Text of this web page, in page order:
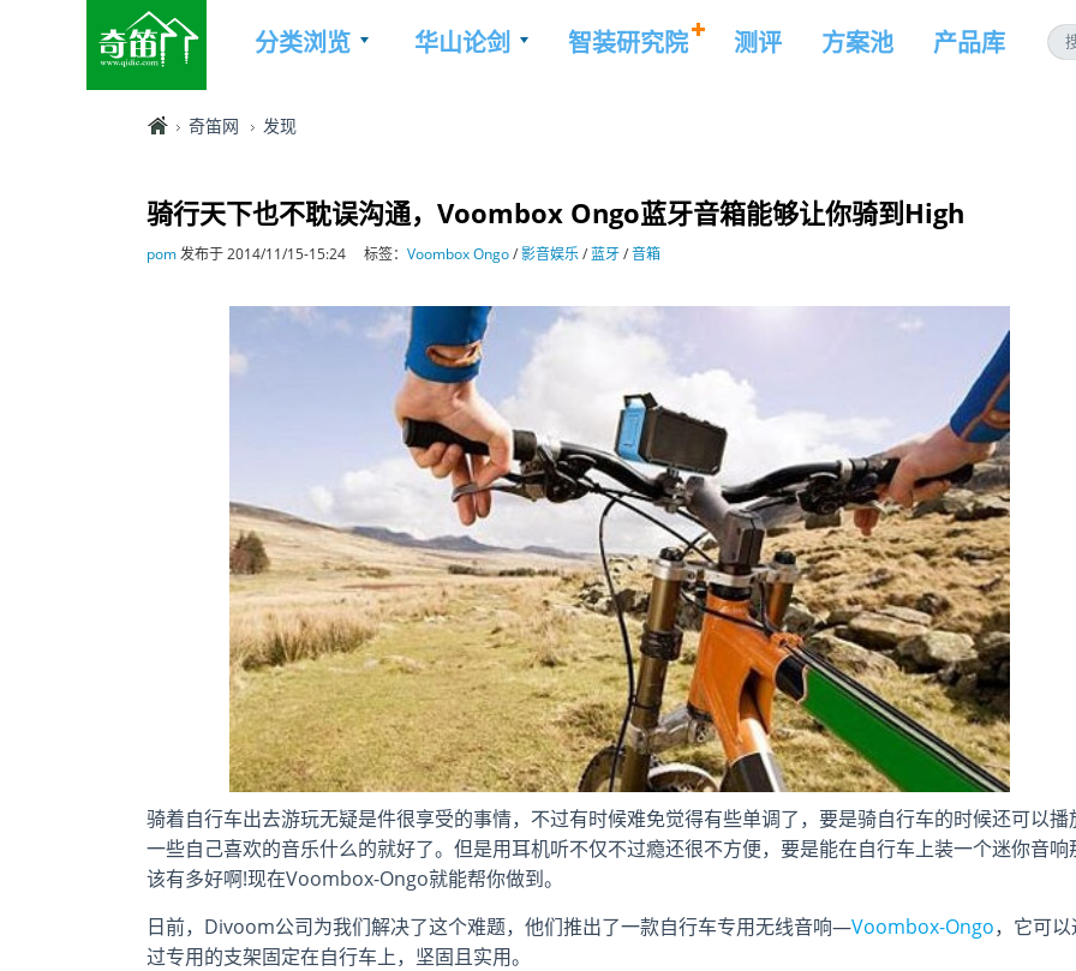
分类浏览 华山论剑 智装研究院 测评 方案池 产品库
奇笛网 发现
骑行天下也不耽误沟通，Voombox Ongo蓝牙音箱能够让你骑到High
pom发布于 2014/11/15-15:24 标签： Voombox Ongo/影音娱乐/蓝牙/音箱
骑着自行车出去游玩无疑是件很享受的事情，不过有时候难免觉得有些单调了，要是骑自行车的时候还可以播
一些自己喜欢的音乐什么的就好了。但是用耳机听不仅不过瘾还很不方便，要是能在自行车上装一个迷你音响
该有多好啊!现在Voombox-Ongo就能帮你做到。
日前，Divoom公司为我们解决了这个难题，他们推出了一款自行车专用无线音响—Voombox-Ongo，它可
过专用的支架固定在自行车上，坚固且实用。